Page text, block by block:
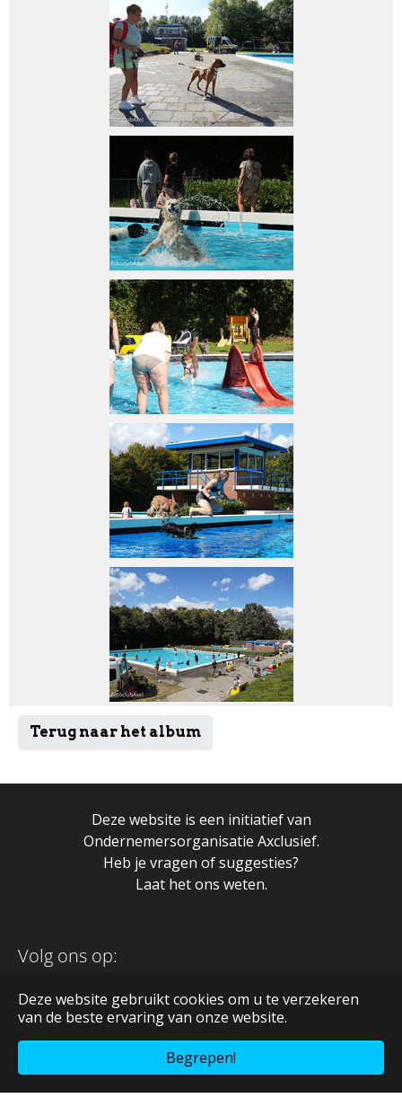
Deze website gebruikt cookies om u te verzekeren
van de beste ervaring van onze website.
Begrepen!
Terug naar het album
Deze website is een initiatief van
Ondernemersorganisatie Axclusief.
Heb je vragen of suggesties?
Laat het ons weten.
Volg ons op: